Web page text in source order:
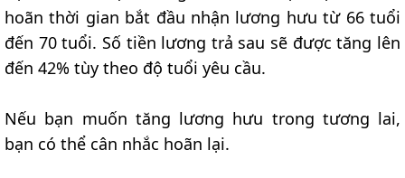
hoãn thời gian bắt đầu nhận lương hưu từ 66 tuổi
đến 70 tuổi. Số tiền lương trả sau sẽ được tăng lên
đến 42% tùy theo độ tuổi yêu cầu.
Nếu bạn muốn tăng lương hưu trong tương lai,
bạn có thể cân nhắc hoãn lại.